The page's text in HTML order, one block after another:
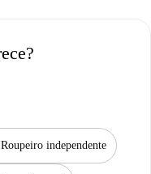
Roupeiro independente